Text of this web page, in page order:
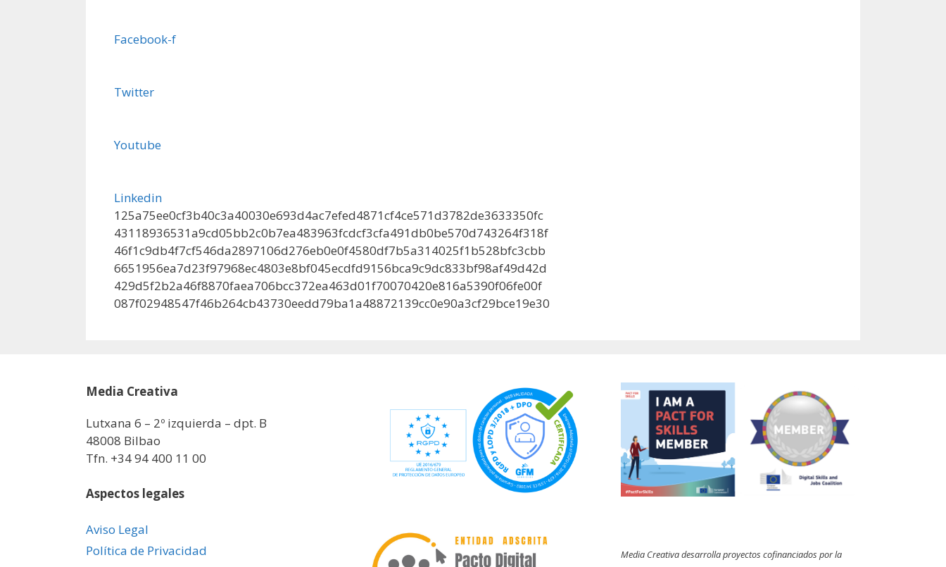
Facebook-f
Twitter
Youtube
Linkedin
125a75ee0cf3b40c3a40030e693d4ac7efed4871cf4ce571d3782de3633350fc
43118936531a9cd05bb2c0b7ea483963fcdcf3cfa491db0be570d743264f318f
46f1c9db4f7cf546da2897106d276eb0e0f4580df7b5a314025f1b528bfc3cbb
6651956ea7d23f97968ec4803e8bf045ecdfd9156bca9c9dc833bf98af49d42d
429d5f2b2a46f8870faea706bcc372ea463d01f70070420e816a5390f06fe00f
087f02948547f46b264cb43730eedd79ba1a48872139cc0e90a3cf29bce19e30
Media Creativa
Lutxana 6 – 2º izquierda – dpt. B
48008 Bilbao
Tfn. +34 94 400 11 00
Aspectos legales
Aviso Legal
Política de Privacidad
Media Creativa desarrolla proyectos cofinanciados por la